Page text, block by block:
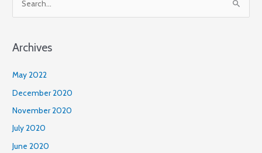
r
o
r
:
Archives
May 2022
December 2020
November 2020
July 2020
June 2020